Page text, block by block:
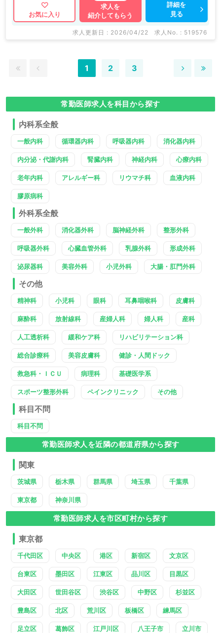
お気に入り
求人を
紹介してもらう
詳細を
見る
求人更新日 : 2026/04/22 求人No. : 519576
1 2 3
常勤医師求人を科目から探す
内科系全般
一般内科 循環器内科 呼吸器内科 消化器内科
内分泌・代謝内科 腎臓内科 神経内科 心療内科
老年内科 アレルギー科 リウマチ科 血液内科
膠原病科
外科系全般
一般外科 消化器外科 脳神経外科 整形外科
呼吸器外科 心臓血管外科 乳腺外科 形成外科
泌尿器科 美容外科 小児外科 大腸・肛門外科
その他
精神科 小児科 眼科 耳鼻咽喉科 皮膚科
麻酔科 放射線科 産婦人科 婦人科 産科
人工透析科 緩和ケア科 リハビリテーション科
総合診療科 美容皮膚科 健診・人間ドック
救急科・ＩＣＵ 病理科 基礎医学系
スポーツ整形外科 ペインクリニック その他
科目不問
科目不問
常勤医師求人を近隣の都道府県から探す
関東
茨城県 栃木県 群馬県 埼玉県 千葉県
東京都 神奈川県
常勤医師求人を市区町村から探す
東京都
千代田区 中央区 港区 新宿区 文京区
台東区 墨田区 江東区 品川区 目黒区
大田区 世田谷区 渋谷区 中野区 杉並区
豊島区 北区 荒川区 板橋区 練馬区
足立区 葛飾区 江戸川区 八王子市 立川市